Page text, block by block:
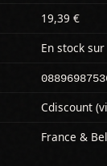
19,39 €
En stock
Cdiscount
France &